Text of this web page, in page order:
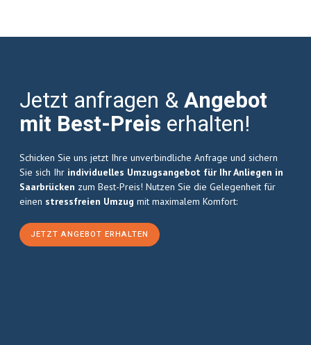
Jetzt anfragen &Angebot
mit Best-Preis erhalten!
Schicken Sie uns jetzt Ihre unverbindliche Anfrage und sichern
Sie sich Ihr individuelles Umzugsangebot für Ihr Anliegen in
Saarbrücken zum Best-Preis! Nutzen Sie die Gelegenheit für
einen stressfreien Umzug mit maximalem Komfort:
JETZT ANGEBOT ERHALTEN